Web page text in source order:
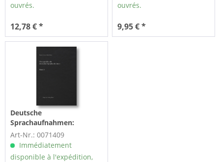
ouvrés.
12,78 € *
ouvrés.
9,95 € *
Deutsche
Sprachaufnahmen:
Deutsche
Sprachaufnahmen - Vol.3,
Discographie...
Art-Nr.: 0071409
Immédiatement
disponible à l'expédition,